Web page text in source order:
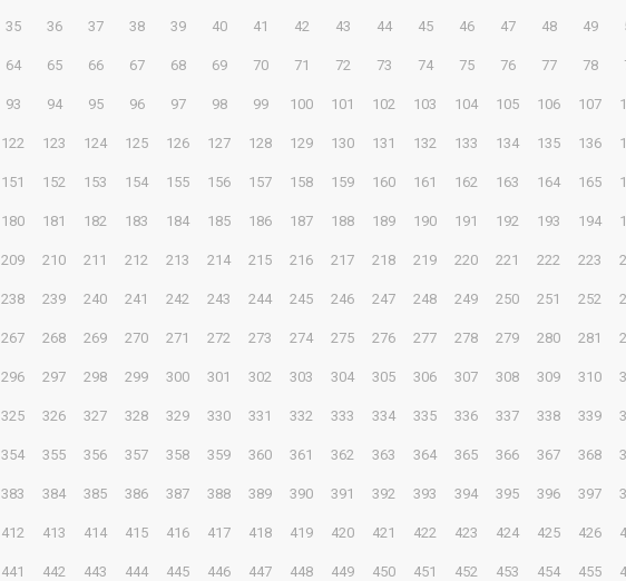
35 36 37 38 39 40 41 42 43 44 45 46 47 48 49
64 65 66 67 68 69 70 71 72 73 74 75 76 77 78
93 94 95 96 97 98 99 100 101 102 103 104 105 106 107
122 123 124 125 126 127 128 129 130 131 132 133 134 135 136
151 152 153 154 155 156 157 158 159 160 161 162 163 164 165
180 181 182 183 184 185 186 187 188 189 190 191 192 193 194
209 210 211 212 213 214 215 216 217 218 219 220 221 222 223
238 239 240 241 242 243 244 245 246 247 248 249 250 251 252
267 268 269 270 271 272 273 274 275 276 277 278 279 280 281
296 297 298 299 300 301 302 303 304 305 306 307 308 309 310
325 326 327 328 329 330 331 332 333 334 335 336 337 338 339
354 355 356 357 358 359 360 361 362 363 364 365 366 367 368
383 384 385 386 387 388 389 390 391 392 393 394 395 396 397
412 413 414 415 416 417 418 419 420 421 422 423 424 425 426
441 442 443 444 445 446 447 448 449 450 451 452 453 454 455